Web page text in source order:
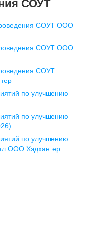
СОУТ
СОУТ ООО
СОУТ ООО
СОУТ
по улучшению
по улучшению
по улучшению
ООО Хэдхантер